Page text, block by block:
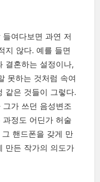
들여다보면 과연 저
지 않다. 예를 들면
결혼하는 설정이나,
못하는 것처럼 속여
같은 것들이 그렇다.
가 쓰던 음성변조
정도 어딘가 허술
핸드폰을 갖게 만
만든 작가의 의도가